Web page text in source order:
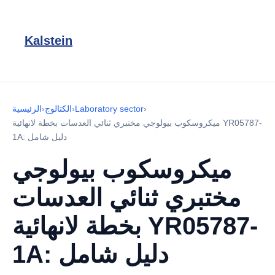
Kalstein
الرئيسية›الكتالوج›Laboratory sector›
ميكروسكوب بيولوجي مختبري ثنائي العدسات بخطة لانهائية YR05787-
1A: دليل شامل
ميكروسكوب بيولوجي
مختبري ثنائي العدسات
بخطة لانهائية YR05787-
1A: دليل شامل